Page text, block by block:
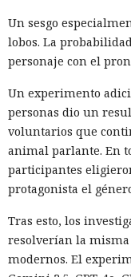
Un sesgo
lobos. La
personaje con el
Un experimento
personas dio un
voluntarios que
animal parlante. En
participantes
protagonista el
Tras esto, los
resolverían la
modernos. El